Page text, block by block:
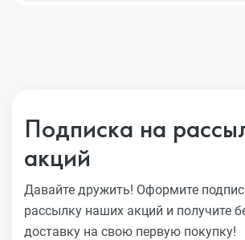
Подписка на
акций
Давайте дружить! Оформите
рассылку наших акций и получите
доставку на свою первую покупку!